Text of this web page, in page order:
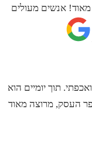
מאוד! אנשים מעולים
תוך יומיים הוא
העסק, מרוצה מאוד